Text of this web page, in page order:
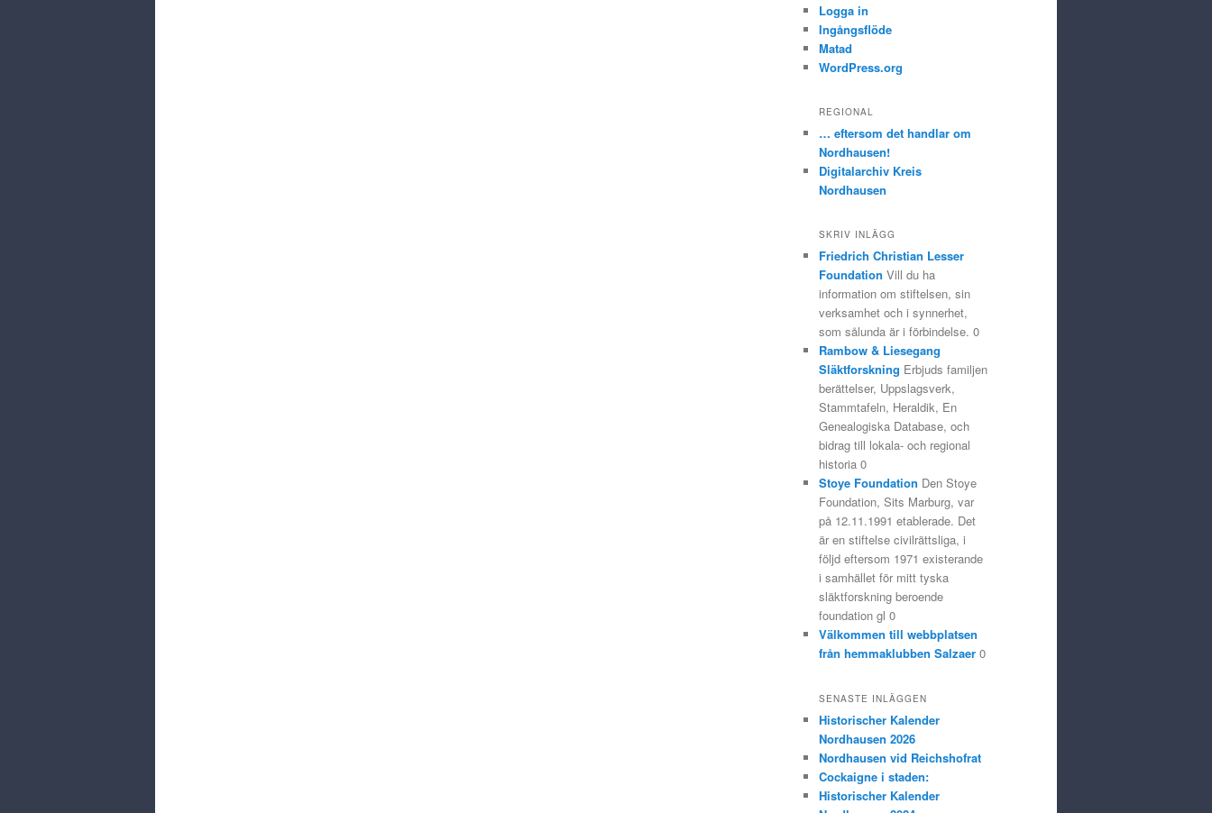
Logga in
Ingångsflöde
Matad
WordPress.org
REGIONAL
… eftersom det handlar om
Nordhausen!
Digitalarchiv Kreis
Nordhausen
SKRIV INLÄGG
Friedrich Christian Lesser
Foundation Vill du ha
information om stiftelsen, sin
verksamhet och i synnerhet,
som sålunda är i förbindelse. 0
Rambow & Liesegang
Släktforskning Erbjuds familjen
berättelser, Uppslagsverk,
Stammtafeln, Heraldik, En
Genealogiska Database, och
bidrag till lokala- och regional
historia 0
Stoye Foundation Den Stoye
Foundation, Sits Marburg, var
på 12.11.1991 etablerade. Det
är en stiftelse civilrättsliga, i
följd eftersom 1971 existerande
i samhället för mitt tyska
släktforskning beroende
foundation gl 0
Välkommen till webbplatsen
från hemmaklubben Salzaer 0
SENASTE INLÄGGEN
Historischer Kalender
Nordhausen 2026
Nordhausen vid Reichshofrat
Cockaigne i staden:
Historischer Kalender